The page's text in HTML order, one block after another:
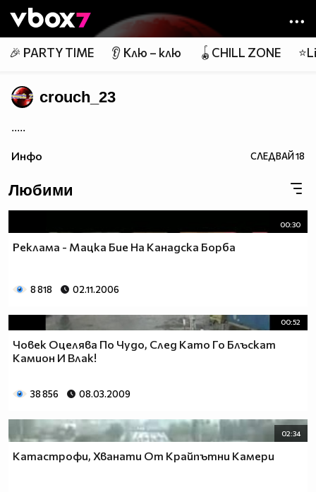
👾
🎉 PARTY TIME 👂 Клю – клю 🪀CHILL ZONE
crouch_23
.....
Инфо СЛЕДВАЙ18
Любими
00:30
Реклама - Мацка Бие На Канадска Борба
8 818 02.11.2006
00:52
Човек Оцелява По Чудо, След Като Го Блъскат
Камион И Влак!
38 856 08.03.2009
02:34
Катастрофи, Хванати От Крайпътни Камери